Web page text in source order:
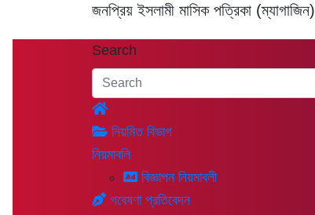
জনপ্রিয় ইসলামী মাসিক পত্রিকা (ম্যাগাজিন)
Search
নিয়মিত বিভাগ
নিয়মাবলি
বিজ্ঞাপন নিয়মাবলী
গবেষণা প্রতিবেদন